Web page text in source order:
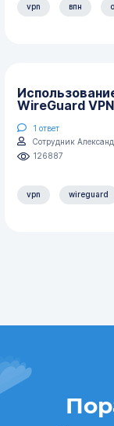
vpn впн
WireGuard VPN
1 ответ
Сотрудник
126887
vpn wireguard